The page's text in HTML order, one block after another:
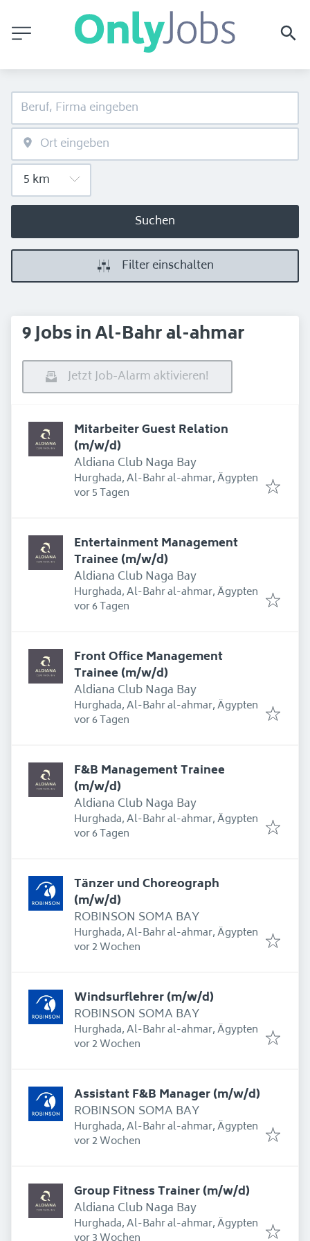
Suchen
Filter einschalten
9 Jobs in Al-Bahr al-ahmar
Jetzt Job-Alarm aktivieren!
Mitarbeiter Guest Relation
(m/w/d)
Aldiana Club Naga Bay
Hurghada, Al-Bahr al-ahmar, Ägypten
Erschienen:
vor 5 Tagen
Entertainment Management
Trainee (m/w/d)
Aldiana Club Naga Bay
Hurghada, Al-Bahr al-ahmar, Ägypten
Erschienen:
vor 6 Tagen
Front Office Management
Trainee (m/w/d)
Aldiana Club Naga Bay
Hurghada, Al-Bahr al-ahmar, Ägypten
Erschienen:
vor 6 Tagen
F&B Management Trainee
(m/w/d)
Aldiana Club Naga Bay
Hurghada, Al-Bahr al-ahmar, Ägypten
Erschienen:
vor 6 Tagen
Tänzer und Choreograph
(m/w/d)
ROBINSON SOMA BAY
Hurghada, Al-Bahr al-ahmar, Ägypten
Erschienen:
vor 2 Wochen
Windsurflehrer (m/w/d)
ROBINSON SOMA BAY
Hurghada, Al-Bahr al-ahmar, Ägypten
Erschienen:
vor 2 Wochen
Assistant F&B Manager (m/w/d)
ROBINSON SOMA BAY
Hurghada, Al-Bahr al-ahmar, Ägypten
Erschienen:
vor 2 Wochen
Group Fitness Trainer (m/w/d)
Aldiana Club Naga Bay
Hurghada, Al-Bahr al-ahmar, Ägypten